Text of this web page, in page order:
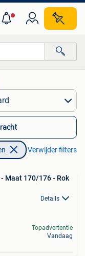
Verwijder filters
Maat 170/176 - Rok
Details
Topadvertentie
Vandaag